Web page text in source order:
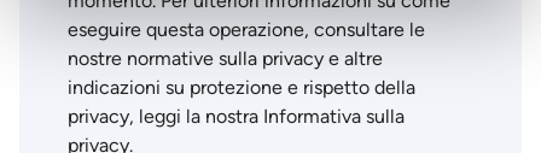
eseguire questa operazione, consultare le
nostre normative sulla privacy e altre
indicazioni su protezione e rispetto della
privacy, leggi la nostra Informativa sulla
privacy.